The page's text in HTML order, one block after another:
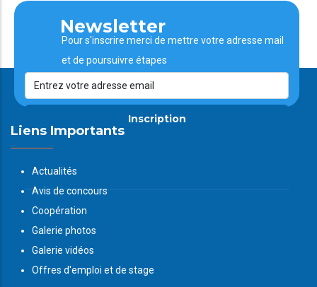
Newsletter
Pour s'inscrire merci de mettre votre adresse mail
et de poursuivre étapes
Inscription
Liens Importants
Actualités
Avis de concours
Coopération
Galerie photos
Galerie vidéos
Offres d'emploi et de stage